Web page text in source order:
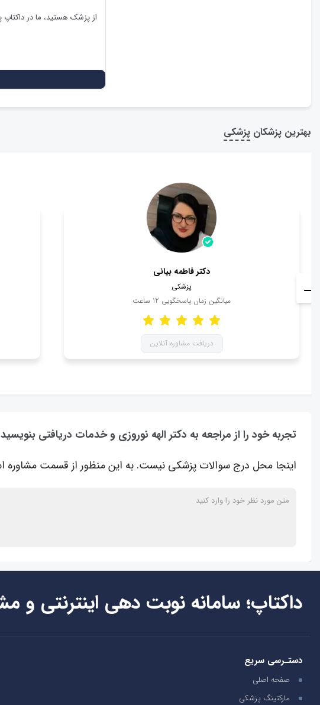
از پزشک هستید، ما در
بهترین پزشکان پزشکی
دکتر فاطمه بیانی
پزشکی
میانگین زمان پاسخگویی 12 ساعت
دریافت مشاوره آنلاین
تجربه خود را از مراجعه به دکتر الهه نوروزی و خدمات دریافتی
اینجا محل درج سوالات پزشکی نیست. به این منظور از قسمت مشاوره
داکتاپ؛ سامانه نوبت دهی اینترنتی و
دستـرسی سریع
صفحه اصلی
مارکتینگ پزشکی